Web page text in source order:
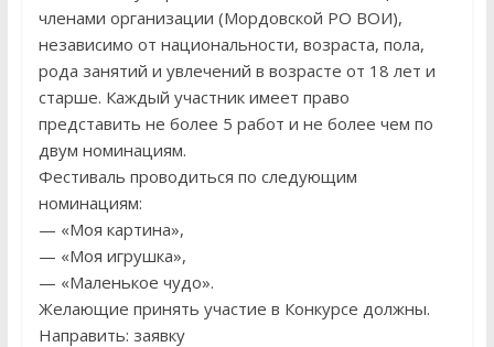
членами организации (Мордовской РО ВОИ),
независимо от национальности, возраста, пола,
рода занятий и увлечений в возрасте от 18 лет и
старше. Каждый участник имеет право
представить не более 5 работ и не более чем по
двум номинациям.
Фестиваль проводиться по следующим
номинациям:
— «Моя картина»,
— «Моя игрушка»,
— «Маленькое чудо».
Желающие принять участие в Конкурсе должны.
Направить: заявку